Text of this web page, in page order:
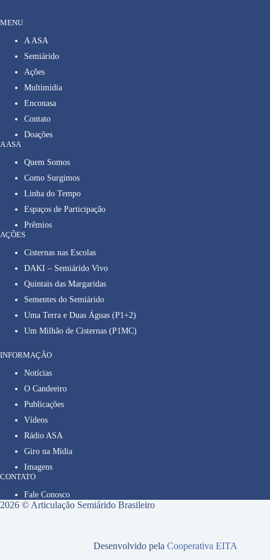
MENU
A ASA
Semiárido
Ações
Multimídia
Enconasa
Contato
Doações
A ASA
Quem Somos
Como Surgimos
Linha do Tempo
Espaços de Participação
Prêmios
AÇÕES
Cisternas nas Escolas
DAKI – Semiárido Vivo
Quintais das Margaridas
Sementes do Semiárido
Uma Terra e Duas Águas (P1+2)
Um Milhão de Cisternas (P1MC)
INFORMAÇÃO
Notícias
O Candeeiro
Publicações
Vídeos
Rádio ASA
Giro na Mídia
Imagens
CONTATO
Fale Conosco
2026 © Articulação Semiárido Brasileiro
Desenvolvido pelaCooperativa EITA